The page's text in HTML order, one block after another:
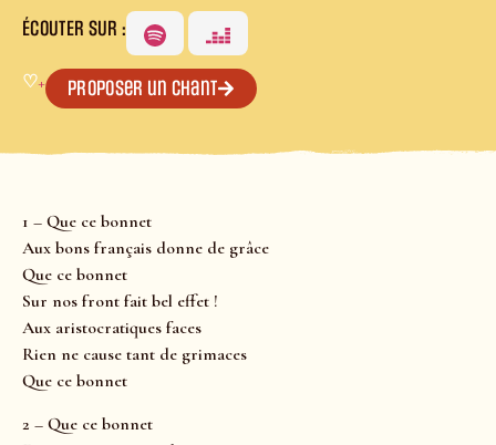
ÉCOUTER SUR :
♡+ Proposer un chant
1 – Que ce bonnet
Aux bons français donne de grâce
Que ce bonnet
Sur nos front fait bel effet !
Aux aristocratiques faces
Rien ne cause tant de grimaces
Que ce bonnet
2 – Que ce bonnet